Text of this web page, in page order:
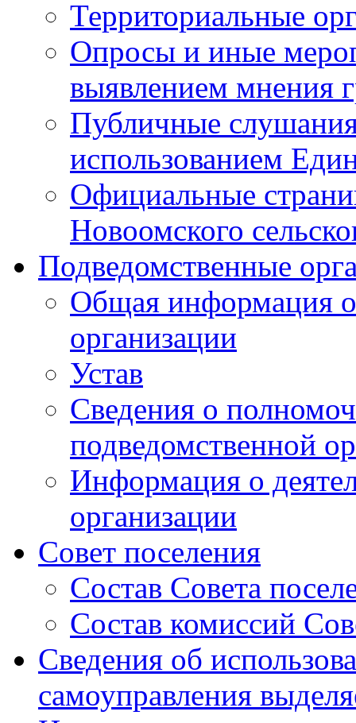
Территориальные
Опросы и иные
выявлением мнения
Публичные
использованием
Официальные
Новоомского
Подведомственные
Общая информация
организации
Устав
Сведения о
подведомственной
Информация о
организации
Совет поселения
Состав Совета
Состав комиссий
Сведения об
самоуправления